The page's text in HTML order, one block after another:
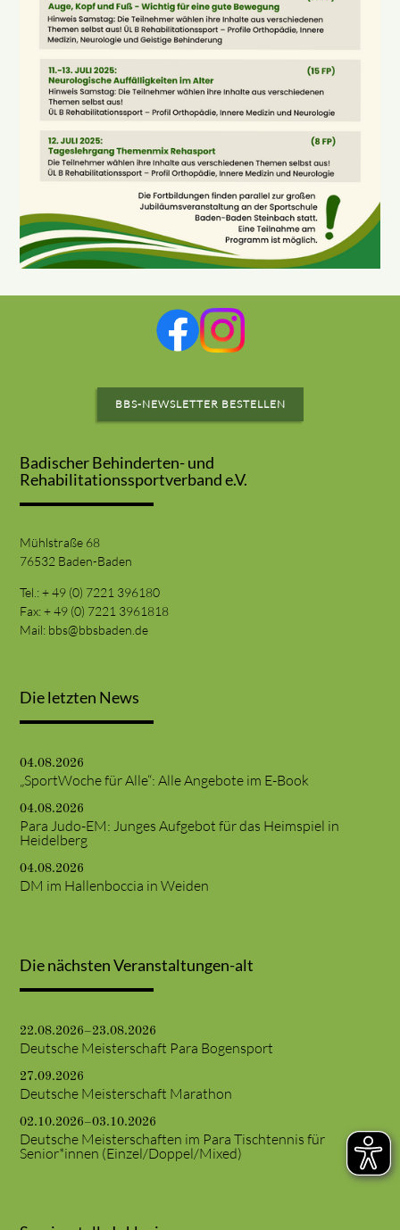
BBS-NEWSLETTER BESTELLEN
Badischer Behinderten- und
Rehabilitationssportverband e.V.
Mühlstraße 68
76532 Baden-Baden
Tel.: + 49 (0) 7221 396180
Fax: + 49 (0) 7221 3961818
Mail: bbs@bbsbaden.de
Die letzten News
04.08.2026
„SportWoche für Alle“: Alle Angebote im E-Book
04.08.2026
Para Judo-EM: Junges Aufgebot für das Heimspiel in
Heidelberg
04.08.2026
DM im Hallenboccia in Weiden
Die nächsten Veranstaltungen-alt
22.08.2026–23.08.2026
Deutsche Meisterschaft Para Bogensport
27.09.2026
Deutsche Meisterschaft Marathon
02.10.2026–03.10.2026
Deutsche Meisterschaften im Para Tischtennis für
Senior*innen (Einzel/Doppel/Mixed)